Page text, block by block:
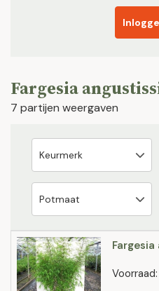
Fargesia
7 partijen weergaven
Voorraad: